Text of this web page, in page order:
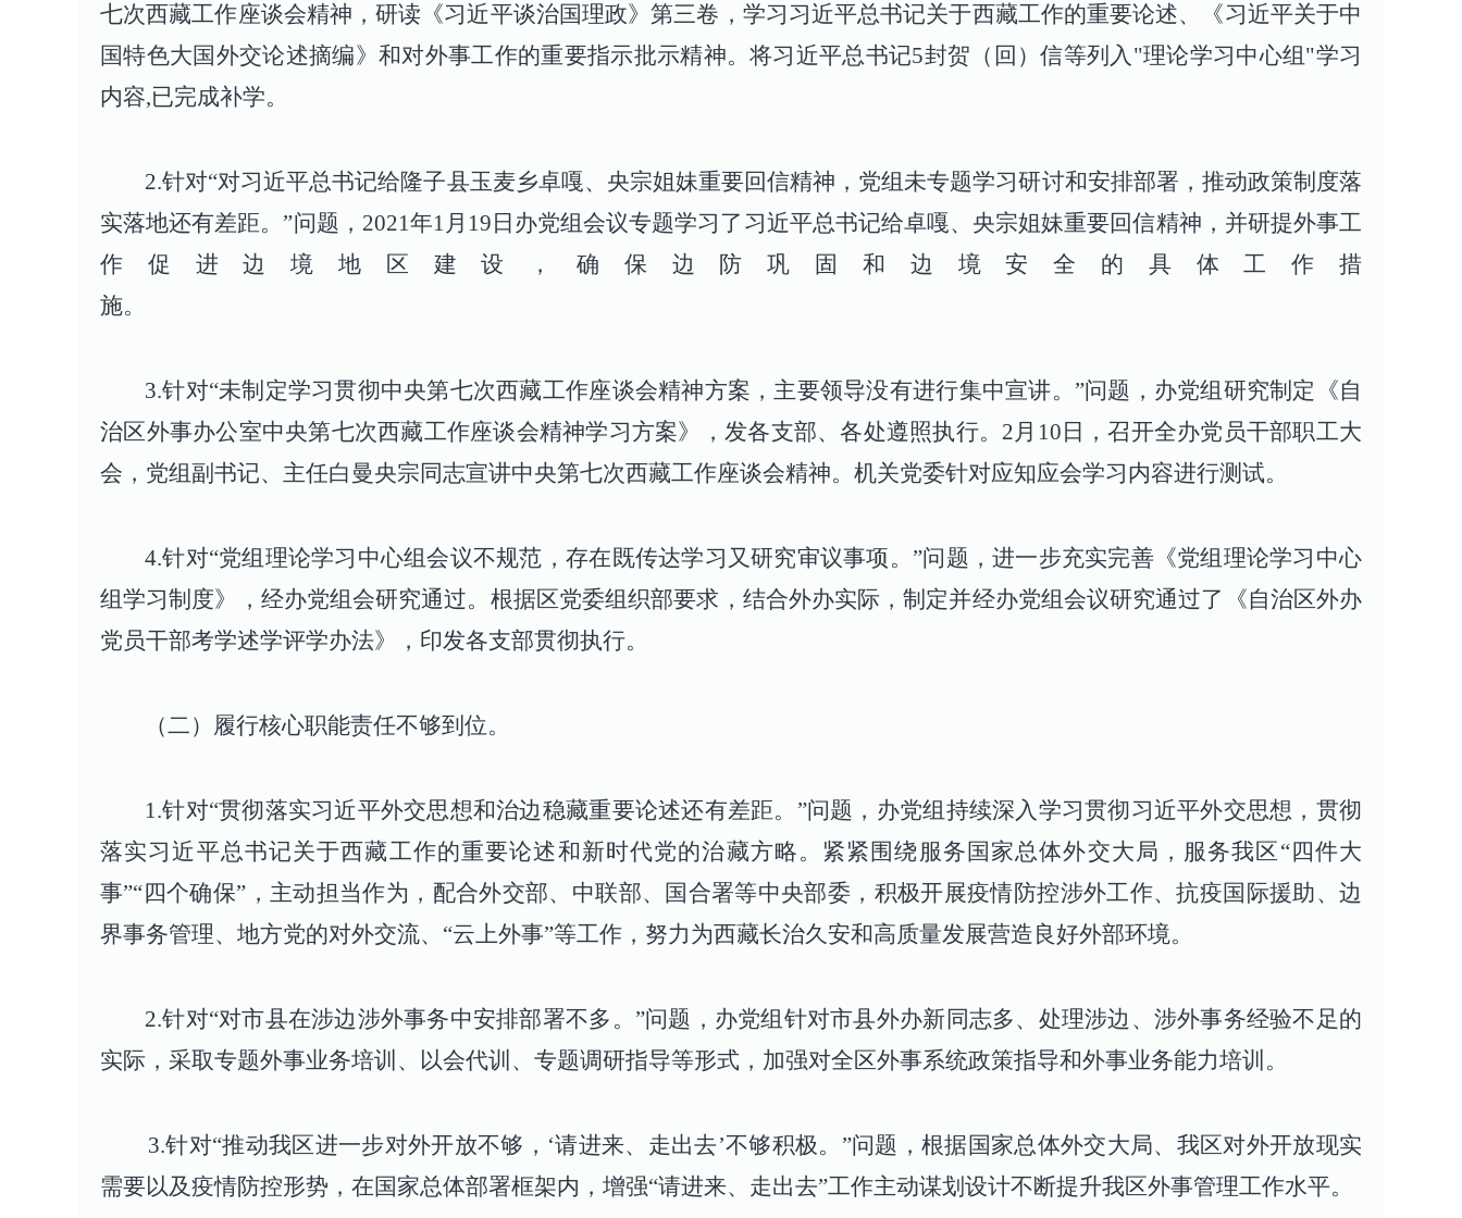
七次西藏工作座谈会精神，研读《习近平谈治国理政》第三卷，学习习近平总书记关于西藏工作的重要论述、《习近平关于中
国特色大国外交论述摘编》和对外事工作的重要指示批示精神。将习近平总书记5封贺（回）信等列入"理论学习中心组"学习
内容,已完成补学。
2.针对“对习近平总书记给隆子县玉麦乡卓嘎、央宗姐妹重要回信精神，党组未专题学习研讨和安排部署，推动政策制度落
实落地还有差距。”问题，2021年1月19日办党组会议专题学习了习近平总书记给卓嘎、央宗姐妹重要回信精神，并研提外事工
作促进边境地区建设，确保边防巩固和边境安全的具体工作措
施。
3.针对“未制定学习贯彻中央第七次西藏工作座谈会精神方案，主要领导没有进行集中宣讲。”问题，办党组研究制定《自
治区外事办公室中央第七次西藏工作座谈会精神学习方案》，发各支部、各处遵照执行。2月10日，召开全办党员干部职工大
会，党组副书记、主任白曼央宗同志宣讲中央第七次西藏工作座谈会精神。机关党委针对应知应会学习内容进行测试。
4.针对“党组理论学习中心组会议不规范，存在既传达学习又研究审议事项。”问题，进一步充实完善《党组理论学习中心
组学习制度》，经办党组会研究通过。根据区党委组织部要求，结合外办实际，制定并经办党组会议研究通过了《自治区外办
党员干部考学述学评学办法》，印发各支部贯彻执行。
（二）履行核心职能责任不够到位。
1.针对“贯彻落实习近平外交思想和治边稳藏重要论述还有差距。”问题，办党组持续深入学习贯彻习近平外交思想，贯彻
落实习近平总书记关于西藏工作的重要论述和新时代党的治藏方略。紧紧围绕服务国家总体外交大局，服务我区“四件大
事”“四个确保”，主动担当作为，配合外交部、中联部、国合署等中央部委，积极开展疫情防控涉外工作、抗疫国际援助、边
界事务管理、地方党的对外交流、“云上外事”等工作，努力为西藏长治久安和高质量发展营造良好外部环境。
2.针对“对市县在涉边涉外事务中安排部署不多。”问题，办党组针对市县外办新同志多、处理涉边、涉外事务经验不足的
实际，采取专题外事业务培训、以会代训、专题调研指导等形式，加强对全区外事系统政策指导和外事业务能力培训。
3.针对“推动我区进一步对外开放不够，ʻ请进来、走出去ʼ不够积极。”问题，根据国家总体外交大局、我区对外开放现实
需要以及疫情防控形势，在国家总体部署框架内，增强“请进来、走出去”工作主动谋划设计不断提升我区外事管理工作水平。